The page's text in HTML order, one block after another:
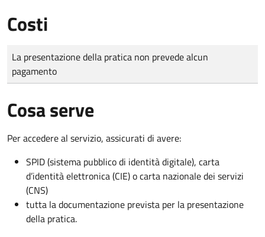
Costi
Tipo di pagamento
Importo
La presentazione della pratica non prevede alcun
pagamento
Cosa serve
Per accedere al servizio, assicurati di avere:
SPID (sistema pubblico di identità digitale), carta
d’identità elettronica (CIE) o carta nazionale dei servizi
(CNS)
tutta la documentazione prevista per la presentazione
della pratica.